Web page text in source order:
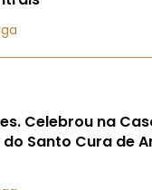
Celebrou na
Santo Cura de